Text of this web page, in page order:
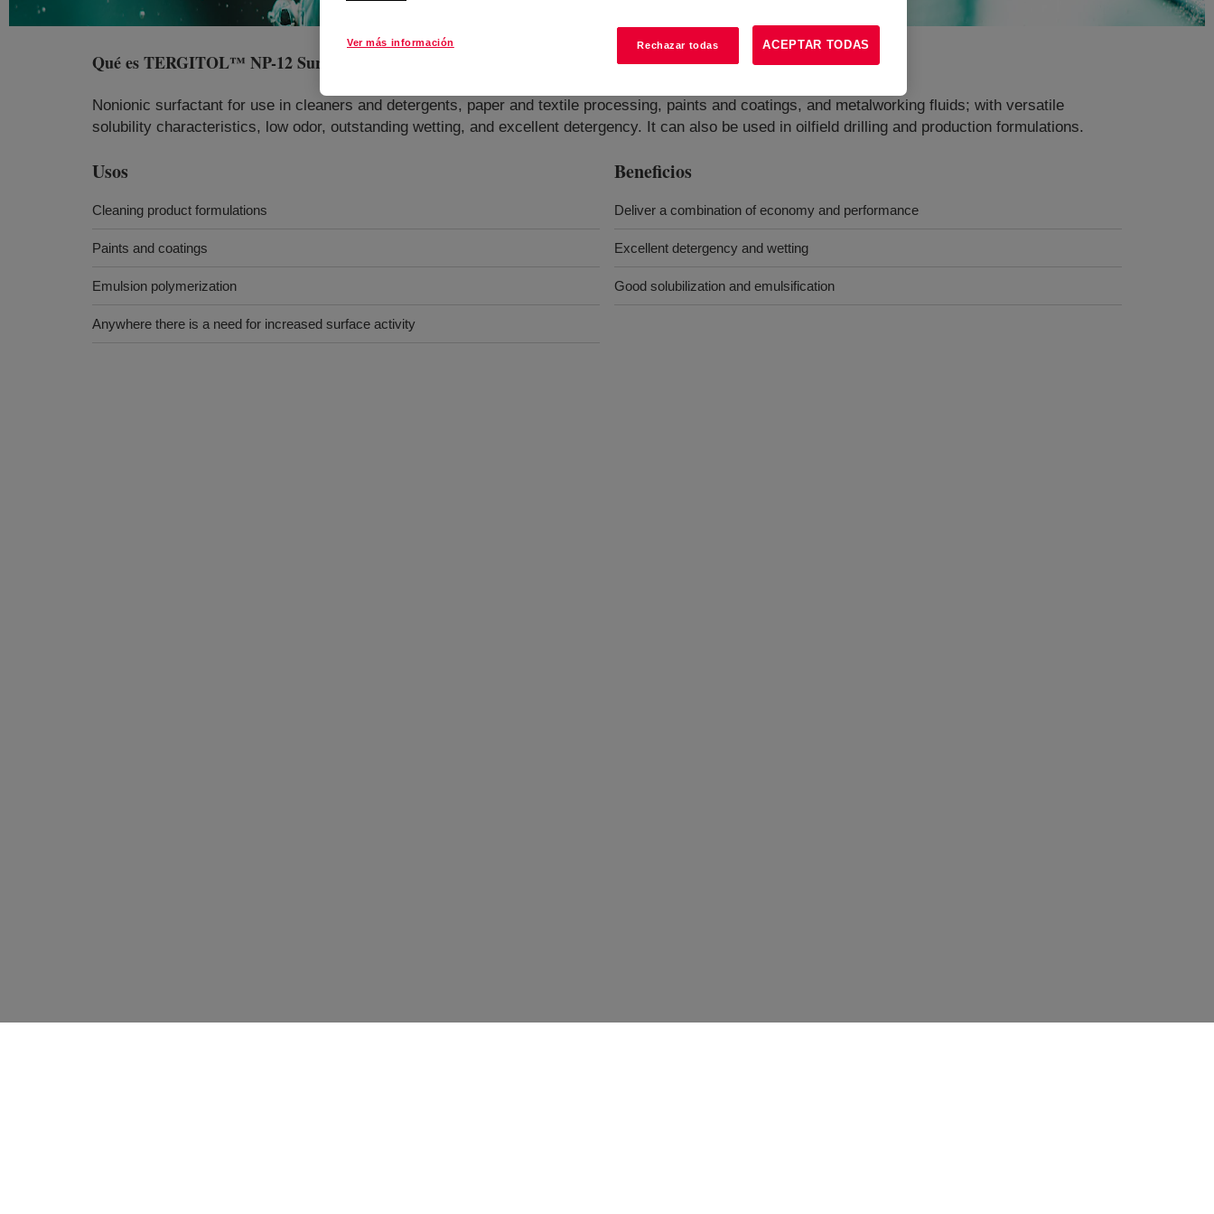
Qué esTERGITOL™ NP-12 Surfactant
Nonionic surfactant for use in cleaners and detergents, paper and textile processing, paints and coatings, and metalworking fluids; with versatile
solubility characteristics, low odor, outstanding wetting, and excellent detergency​​​​​​. It can also be used in oilfield drilling and production formulations.
Usos
Cleaning product formulations
Paints and coatings
Emulsion polymerization
Anywhere there is a need for increased surface activity
Beneficios
Deliver a combination of economy and performance
Excellent detergency and wetting
Good solubilization and emulsification
Ver más información Rechazar todas ACEPTAR TODAS